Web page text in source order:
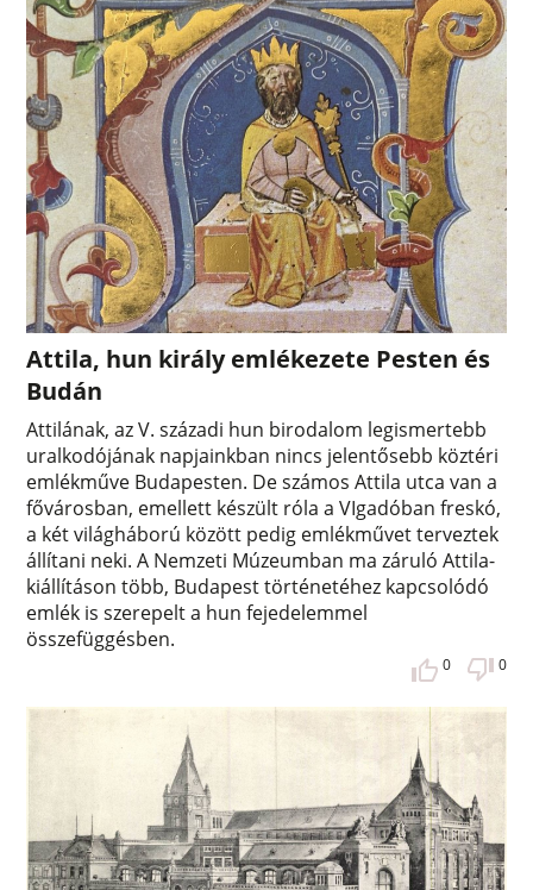
Attila, hun király emlékezete Pesten és
Budán
Attilának, az V. századi hun birodalom legismertebb
uralkodójának napjainkban nincs jelentősebb köztéri
emlékműve Budapesten. De számos Attila utca van a
fővárosban, emellett készült róla a VIgadóban freskó,
a két világháború között pedig emlékművet terveztek
állítani neki. A Nemzeti Múzeumban ma záruló Attila-
kiállításon több, Budapest történetéhez kapcsolódó
emlék is szerepelt a hun fejedelemmel
összefüggésben.
0 0